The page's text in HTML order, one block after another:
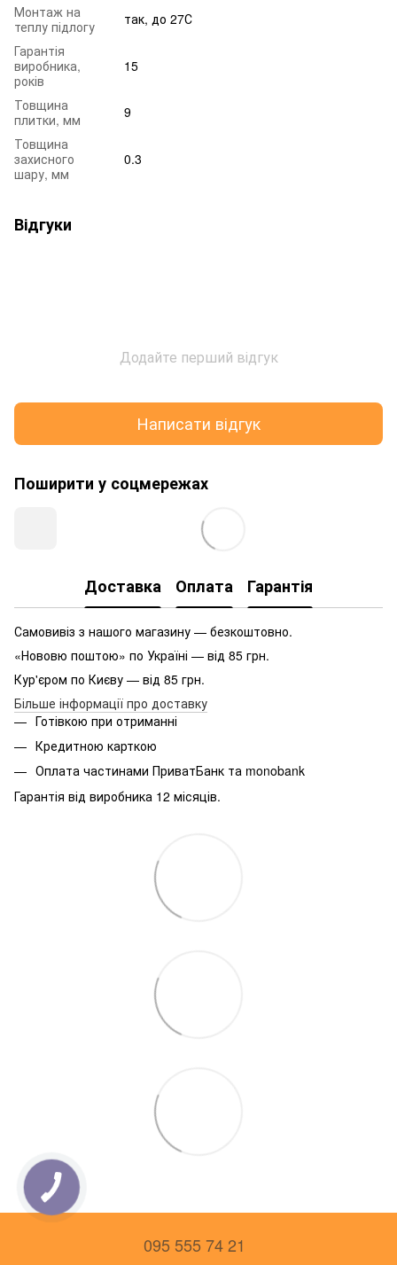
Монтаж на
теплу підлогу
так, до 27С
Гарантія
виробника,
років
15
Товщина
плитки, мм
9
Товщина
захисного
шару, мм
0.3
Відгуки
Додайте перший відгук
Написати відгук
Поширити у соцмережах
Доставка Оплата Гарантія
Самовивіз з нашого магазину — безкоштовно.
«Нововю поштою» по Україні — від 85 грн.
Кур'єром по Києву — від 85 грн.
Більше інформації про доставку
Готівкою при отриманні
Кредитною карткою
Оплата частинами ПриватБанк та monobank
Гарантія від виробника 12 місяців.
095 555 74 21